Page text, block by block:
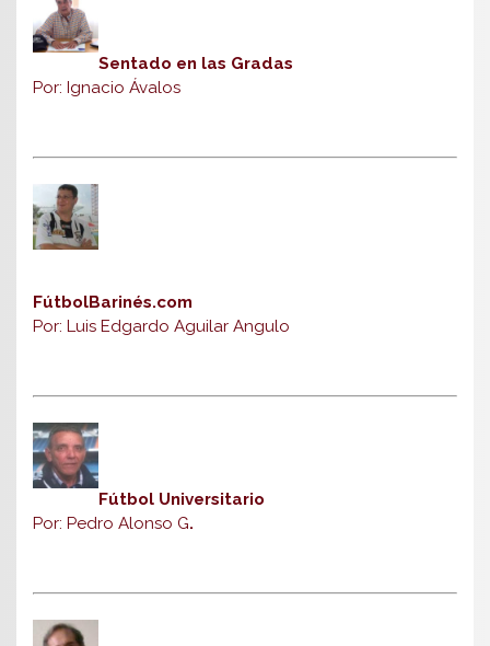
Sentado en las Gradas
Por: Ignacio Ávalos
FútbolBarinés.com
Por: Luis Edgardo Aguilar Angulo
Fútbol Universitario
Por: Pedro Alonso G.